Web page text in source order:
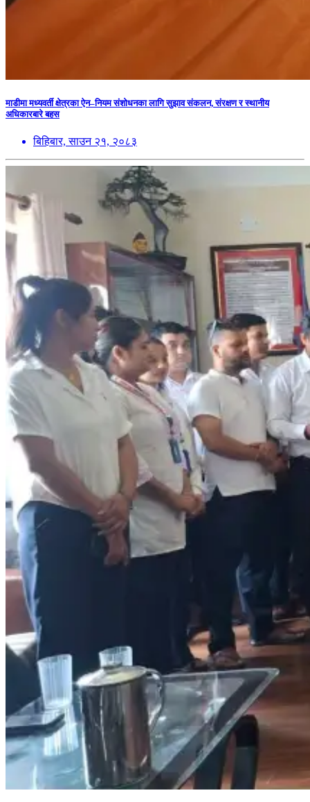
माडीमा मध्यवर्ती क्षेत्रका ऐन–नियम संशोधनका लागि सुझाव संकलन, संरक्षण र स्थानीय
अधिकारबारे बहस
बिहिबार, साउन २१, २०८३